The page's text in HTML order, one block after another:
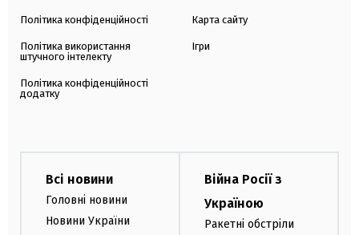
Політика конфіденційності
Політика використання
штучного інтелекту
Політика конфіденційності
додатку
Карта сайту
Ігри
Всі новини
Головні новини
Новини України
Війна Росії з
Україною
Ракетні обстріли